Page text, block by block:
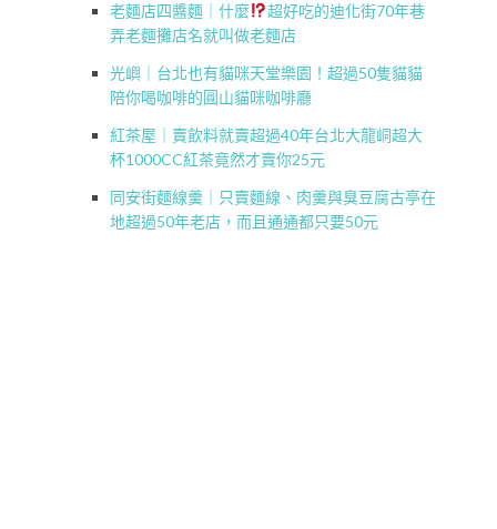
老麵店四醬麵｜什麼
超好吃的迪化街70年巷
弄老麵攤店名就叫做老麵店
光嶼｜台北也有貓咪天堂樂園！超過50隻貓貓
陪你喝咖啡的圓山貓咪咖啡廳
紅茶屋｜賣飲料就賣超過40年台北大龍峒超大
杯1000CC紅茶竟然才賣你25元
同安街麵線羹｜只賣麵線、肉羹與臭豆腐古亭在
地超過50年老店，而且通通都只要50元